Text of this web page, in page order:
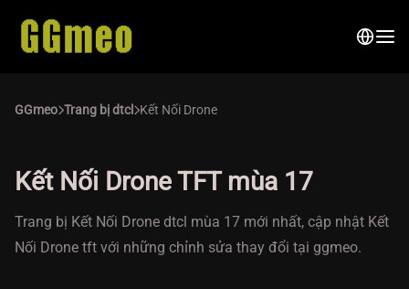
GGmeo Trang bị dtcl Kết Nối Drone
Kết Nối Drone TFT mùa 17
Trang bị Kết Nối Drone dtcl mùa 17 mới nhất, cập nhật Kết
Nối Drone tft với những chỉnh sửa thay đổi tại ggmeo.